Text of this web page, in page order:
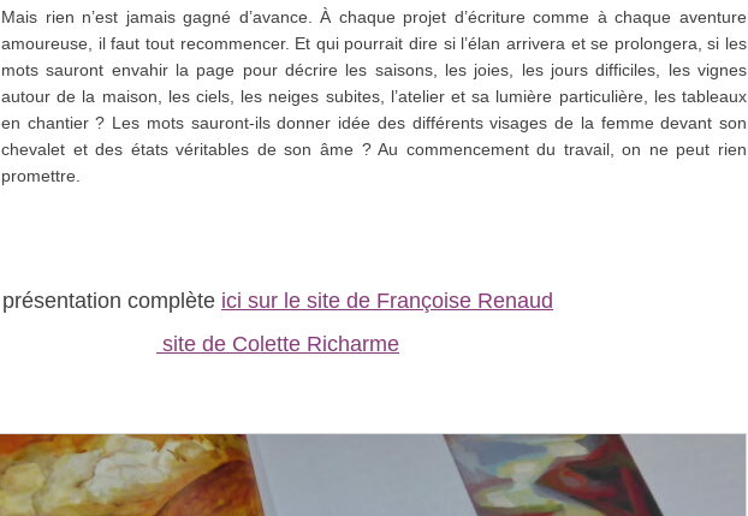
Mais rien n’est jamais gagné d’avance. À chaque projet d’écriture comme à chaque aventure
amoureuse, il faut tout recommencer. Et qui pourrait dire si l’élan arrivera et se prolongera, si les
mots sauront envahir la page pour décrire les saisons, les joies, les jours difficiles, les vignes
autour de la maison, les ciels, les neiges subites, l’atelier et sa lumière particulière, les tableaux
en chantier ? Les mots sauront-ils donner idée des différents visages de la femme devant son
chevalet et des états véritables de son âme ? Au commencement du travail, on ne peut rien
promettre.
présentation complète ici sur le site de Françoise Renaud
site de Colette Richarme